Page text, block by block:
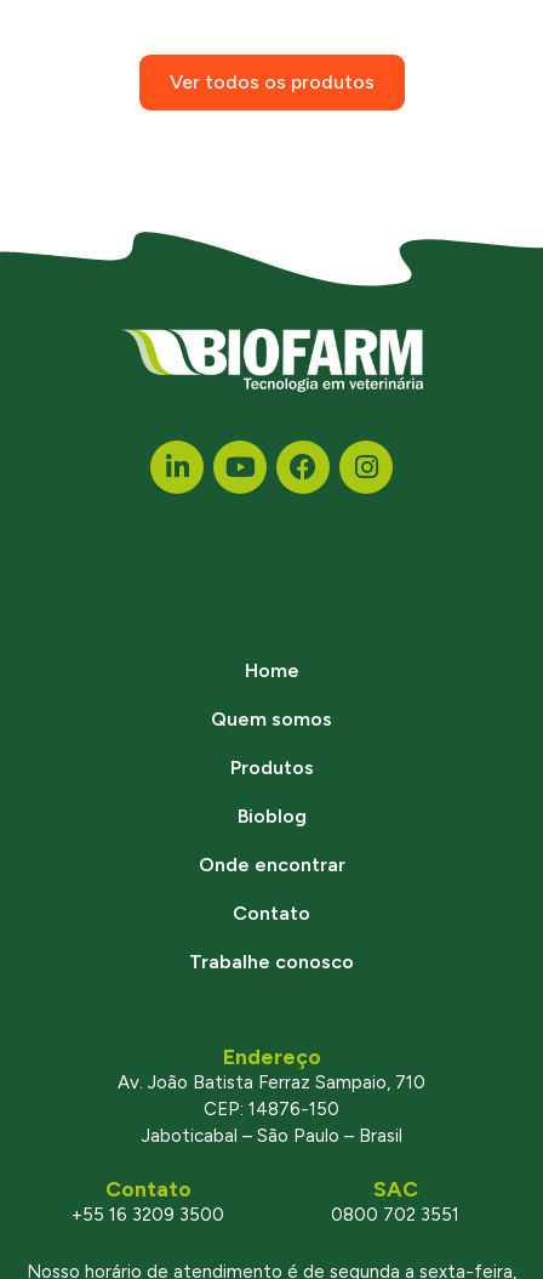
Ver todos os produtos
Home
Quem somos
Produtos
Bioblog
Onde encontrar
Contato
Trabalhe conosco
Endereço
Av. João Batista Ferraz Sampaio, 710
CEP: 14876-150
Jaboticabal – São Paulo – Brasil
Contato
+55 16 3209 3500
SAC
0800 702 3551
Nosso horário de atendimento é de segunda a sexta-feira,